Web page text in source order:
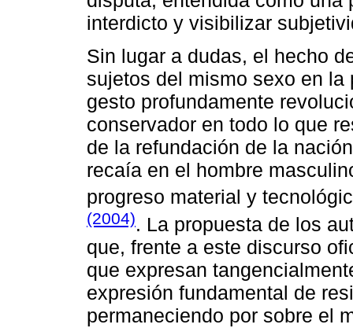
interdicto y visibilizar
Sin lugar a dudas, el hecho
sujetos del mismo sexo en
gesto profundamente
conservador en todo lo que
de la refundación de la
recaía en el hombre
progreso material y
(2004). La propuesta de los
que, frente a este discurso
que expresan
expresión fundamental de
permaneciendo por sobre el